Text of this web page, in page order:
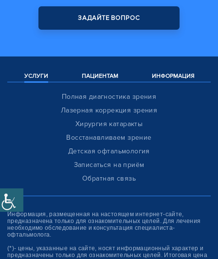
ЗАДАЙТЕ ВОПРОС
УСЛУГИ ПАЦИЕНТАМ ИНФОРМАЦИЯ
Полная диагностика зрения
Лазерная коррекция зрения
Хирургия катаракты
Восстанавливаем зрение
Детская офтальмология
Записаться на приём
Обратная связь
Информация, размещенная на настоящем интернет-сайте,
предназначена только для ознакомитель­ных целей. Для лечения
необходимо обследование и консультация специалиста-
офтальмолога.
(*)- цены, указанные на сайте, носят информационный характер и
предназначены только для ознакомительных целей. Итоговая цена